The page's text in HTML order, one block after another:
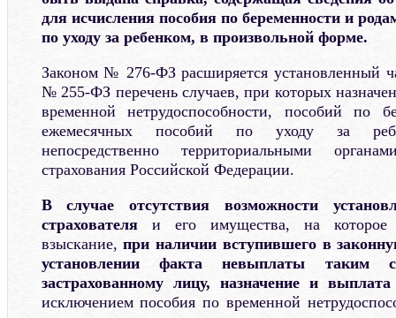
для исчисления пособия по беременности и
по уходу за ребенком, в произвольной форме.
Законом № 276-ФЗ расширяется установленный
№ 255-ФЗ перечень случаев, при которых
временной нетрудоспособности, пособий по
ежемесячных пособий по уходу за
непосредственно территориальными
страхования Российской Федерации.
В случае отсутствия возможности
страхователяи его имущества, на которое
взыскание,при наличии вступившего в
установлении факта невыплаты таким
застрахованному лицу, назначение и
исключением пособия по временной